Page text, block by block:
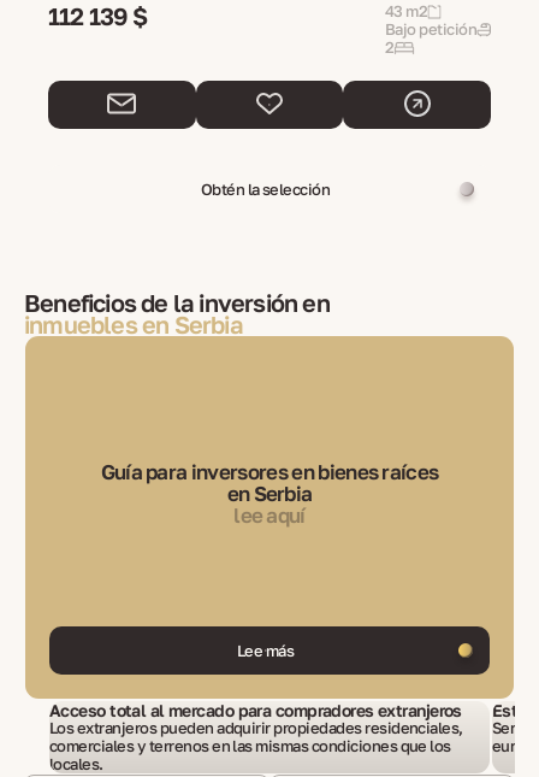
112 139 $
43 m2
Bajo petición
2
Obtén la selección
Beneficios de la inversión en
inmuebles en Serbia
Guía para inversores en bienes raíces
en Serbia
lee aquí
Lee más
Acceso total al mercado para compradores extranjeros
Los extranjeros pueden adquirir propiedades residenciales,
comerciales y terrenos en las mismas condiciones que los
locales.
Estilo